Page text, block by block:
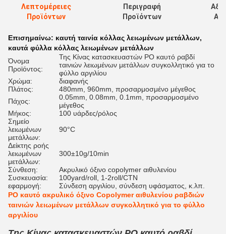
Λεπτομέρειες
Προϊόντων
Περιγραφή
Προϊόντων
Επισημαίνω: καυτή ταινία κόλλας λειωμένων μετάλλων,
καυτά φύλλα κόλλας λειωμένων μετάλλων
Όνομα
Προϊόντος:
Της Κίνας κατασκευαστών PO καυτό ραβδί
ταινιών λειωμένων μετάλλων συγκολλητικό για το
φύλλο αργιλίου
Χρώμα:
διαφανής
Πλάτος:
480mm, 960mm, προσαρμοσμένο μέγεθος
Πάχος:
0.05mm, 0.08mm, 0.1mm, προσαρμοσμένο
μέγεθος
Μήκος:
100 υάρδες/ρόλος
Σημείο
λειωμένων
μετάλλων:
90°C
Δείκτης ροής
λειωμένων
μετάλλων:
300±10g/10min
Σύνθεση:
Ακρυλικό όξινο copolymer αιθυλενίου
Συσκευασία:
100yard/roll, 1-2roll/CTN
εφαρμογή:
Σύνδεση αργιλίου, σύνδεση υφάσματος, κ.λπ.
PO καυτό ακρυλικό όξινο Copolymer αιθυλενίου ραβδιών
ταινιών λειωμένων μετάλλων συγκολλητικό για το φύλλο
αργιλίου